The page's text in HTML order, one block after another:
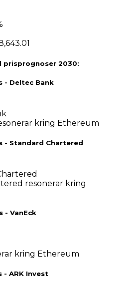
prisprognoser 2030:
- Deltec Bank
kring Ethereum
- Standard Chartered
resonerar kring
- VanEck
kring Ethereum
- ARK Invest